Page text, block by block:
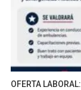
OFERTA